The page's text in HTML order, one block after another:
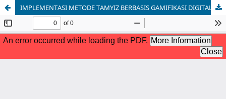
IMPLEMENTASI METODE TAMYIZ BERBASIS GAMIFIKASI DIGITAL UNTUK MENINGKATKAN SELF-REGULATED LEARNING SISWA RBQ FAILASUFA